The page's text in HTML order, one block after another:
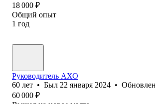
18 000 ₽
Общий опыт
1 год
Руководитель АХО
60 лет • Был 22 января 2024 •
60 000 ₽